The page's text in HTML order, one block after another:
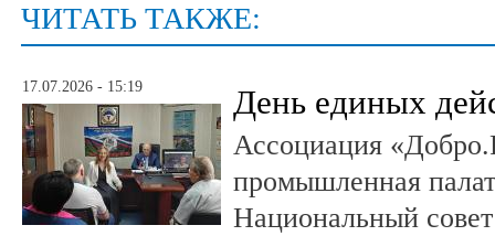
ЧИТАТЬ ТАКЖЕ:
17.07.2026 - 15:19 День единых
Ассоциация
промышленная
Национальный